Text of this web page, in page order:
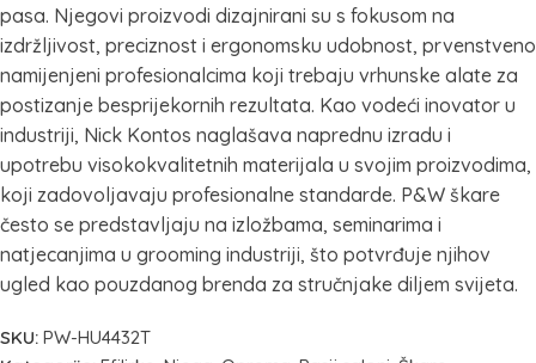
pasa. Njegovi proizvodi dizajnirani su s fokusom na
izdržljivost, preciznost i ergonomsku udobnost, prvenstveno
namijenjeni profesionalcima koji trebaju vrhunske alate za
postizanje besprijekornih rezultata. Kao vodeći inovator u
industriji, Nick Kontos naglašava naprednu izradu i
upotrebu visokokvalitetnih materijala u svojim proizvodima,
koji zadovoljavaju profesionalne standarde. P&W škare
često se predstavljaju na izložbama, seminarima i
natjecanjima u grooming industriji, što potvrđuje njihov
ugled kao pouzdanog brenda za stručnjake diljem svijeta.
SKU: PW-HU4432T